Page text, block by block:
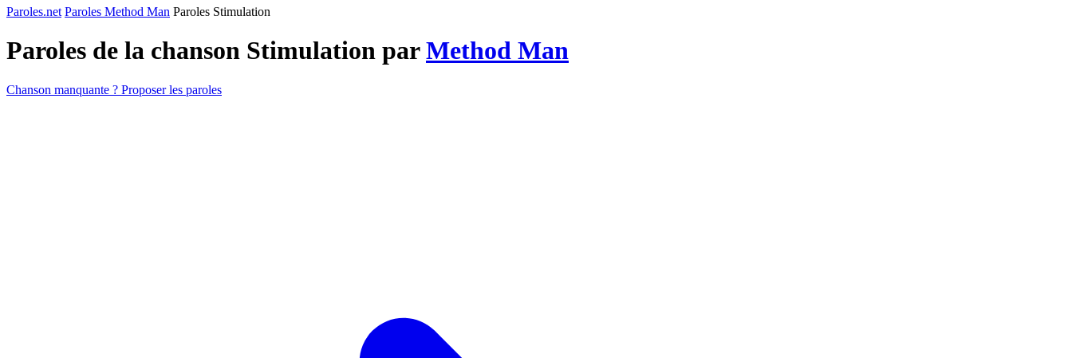
Paroles.net Paroles Method Man Paroles Stimulation
Paroles de la chanson Stimulation parMethod Man
Chanson manquante ? Proposer les paroles